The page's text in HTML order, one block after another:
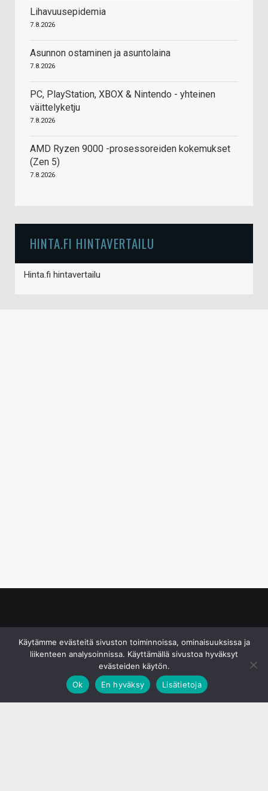
Lihavuusepidemia
7.8.2026
Asunnon ostaminen ja asuntolaina
7.8.2026
PC, PlayStation, XBOX & Nintendo - yhteinen
väittelyketju
7.8.2026
AMD Ryzen 9000 -prosessoreiden kokemukset
(Zen 5)
7.8.2026
HINTA.FI HINTAVERTAILU
Hinta.fi hintavertailu
Käytämme evästeitä sivuston toiminnoissa, ominaisuuksissa ja
liikenteen analysoinnissa. Käyttämällä sivustoa hyväksyt
evästeiden käytön.
Ok
En hyväksy Lisätietoja